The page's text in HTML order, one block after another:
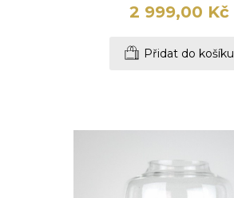
2 999,00 Kč
Přidat do košíku